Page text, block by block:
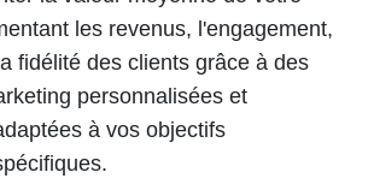
les revenus, l'engagement,
fidélité des clients grâce à des
personnalisées et
à vos objectifs